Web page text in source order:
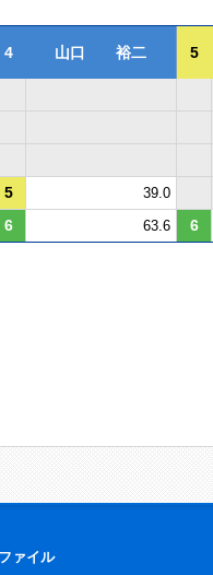
4 山口 裕二 5
5 39.0
6 63.6 6
ァイル